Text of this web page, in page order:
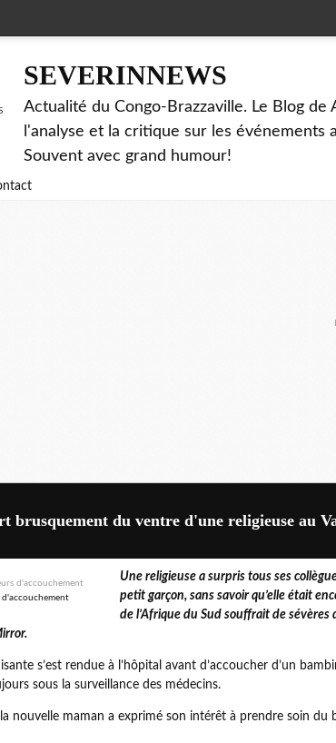
SEVERINNEWS
Actualité du Congo-Brazzaville. Le Blog de
l'analyse et la critique sur les événements
Souvent avec grand humour!
brusquement du ventre d'une religieuse au
d'accouchement
Une religieuse a surpris tous ses
petit garçon, sans savoir qu’elle était
de l’Afrique du Sud souffrait de sévères
s’est rendue à l’hôpital avant d’accoucher d’un
sous la surveillance des médecins.
nouvelle maman a exprimé son intérêt à prendre soin du